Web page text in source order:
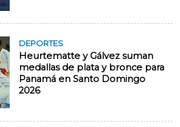
DEPORTES
Heurtematte y Gálvez suman
medallas de plata y bronce para
Panamá en Santo Domingo
2026